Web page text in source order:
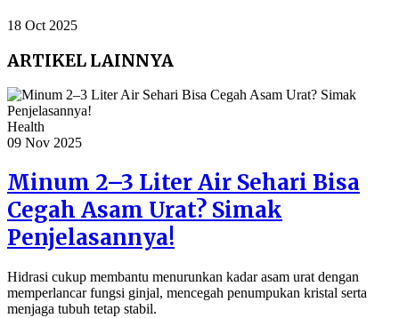
18 Oct 2025
ARTIKEL LAINNYA
Health
09 Nov 2025
Minum 2–3 Liter Air Sehari Bisa
Cegah Asam Urat? Simak
Penjelasannya!
Hidrasi cukup membantu menurunkan kadar asam urat dengan
memperlancar fungsi ginjal, mencegah penumpukan kristal serta
menjaga tubuh tetap stabil.